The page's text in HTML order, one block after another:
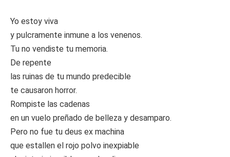
Yo estoy viva
y pulcramente inmune a los venenos.
Tu no vendiste tu memoria.
De repente
las ruinas de tu mundo predecible
te causaron horror.
Rompiste las cadenas
en un vuelo preñado de belleza y desamparo.
Pero no fue tu deus ex machina
que estallen el rojo polvo inexpiable